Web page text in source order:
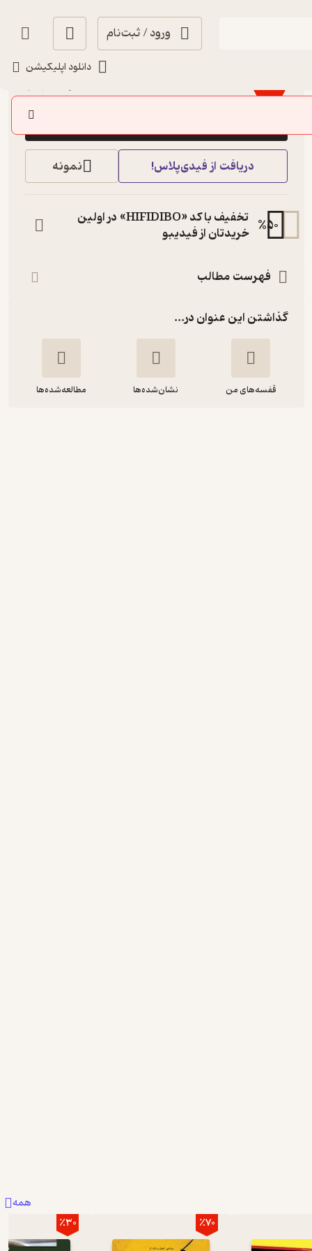
ورود / ثبت‌نام
دانلود اپلیکیشن
٪30
22,400
دریافت از فیدی‌پلاس! نمونه
%50
تخفیف با کد «HIFIDIBO» در اولین
خریدتان از فیدیبو
فهرست مطالب
گذاشتن این عنوان در...
قفسه‌های من نشان‌شده‌ها مطالعه‌شده‌ها
همه
٪70 ٪30